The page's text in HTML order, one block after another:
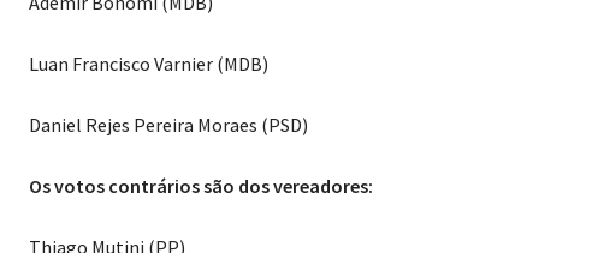
Luan Francisco Varnier (MDB)
Daniel Rejes Pereira Moraes (PSD)
Os votos contrários são dos vereadores:
Thiago Mutini (PP)